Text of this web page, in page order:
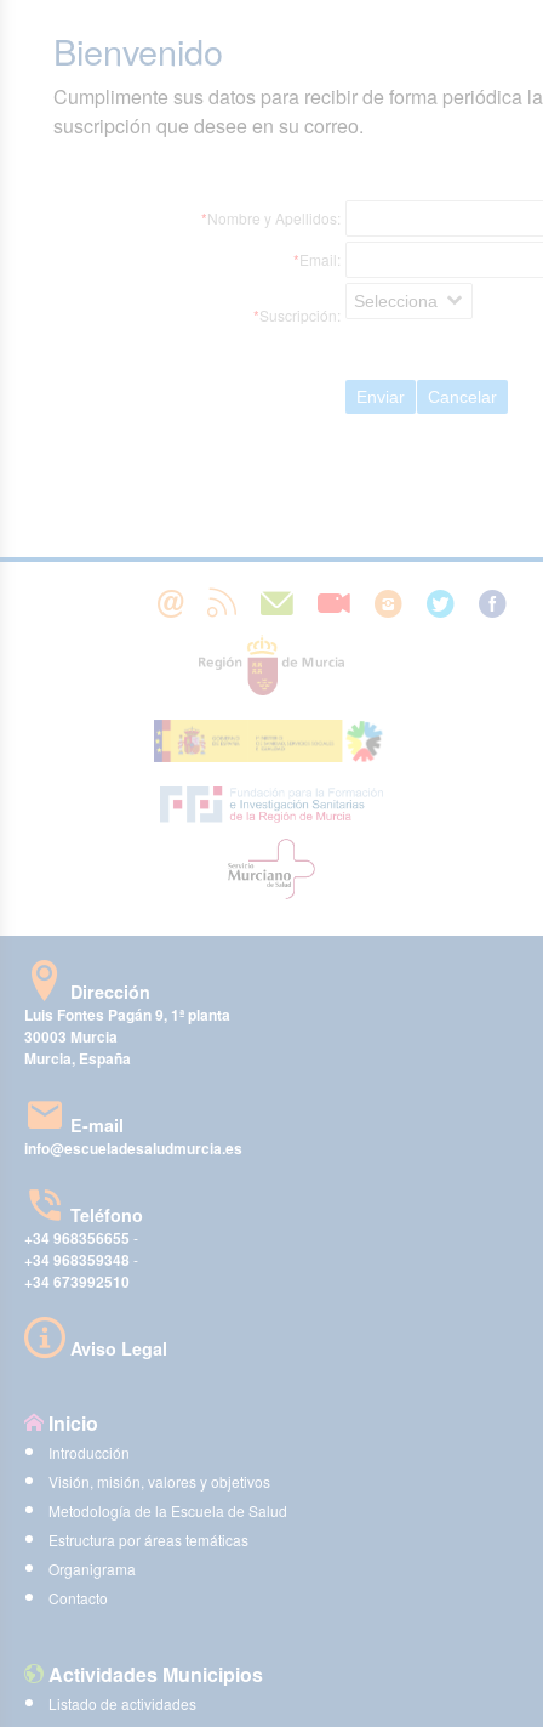
Bienvenido
Cumplimente sus datos para recibir de forma periódica
suscripción que desee en su correo.
*Nombre y Apellidos:
*Email:
*Suscripción:
Selecciona
Enviar Cancelar
Dirección
Luis Fontes Pagán 9, 1ª planta
30003 Murcia
Murcia, España
E-mail
info@escueladesaludmurcia.es
Teléfono
+34 968356655 -
+34 968359348 -
+34 673992510
Aviso Legal
Inicio
Introducción
Visión, misión, valores y objetivos
Metodología de la Escuela de Salud
Estructura por áreas temáticas
Organigrama
Contacto
Actividades Municipios
Listado de actividades